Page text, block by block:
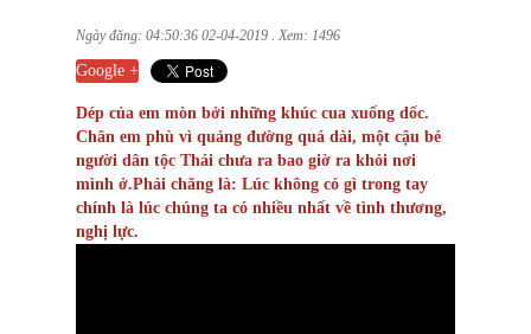
Ngày đăng: 04:50:36 02-04-2019 . Xem: 1496
Google +
Dép của em mòn bởi những khúc cua xuống dốc.
Chân em phù vì quảng đường quá dài, một cậu bé
người dân tộc Thái chưa ra bao giờ ra khỏi nơi
mình ở.Phải chăng là: Lúc không có gì trong tay
chính là lúc chúng ta có nhiều nhất về tình thương,
nghị lực.